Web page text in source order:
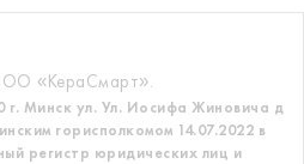
«КераСмарт».
г. Минск ул. Ул. Иосифа Жиновича д
горисполкомом 14.07.2022 в
регистр юридических лиц и